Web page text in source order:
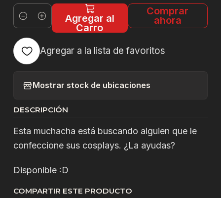
Cantidad Agregar al
Carro
Comprar
ahora
Agregar a la lista de favoritos
Mostrar stock de ubicaciones
DESCRIPCIÓN
Esta muchacha está buscando alguien que le
confeccione sus cosplays. ¿La ayudas?
Disponible :D
COMPARTIR ESTE PRODUCTO